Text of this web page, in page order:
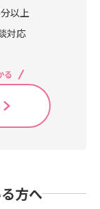
以上
対応
る
方へ